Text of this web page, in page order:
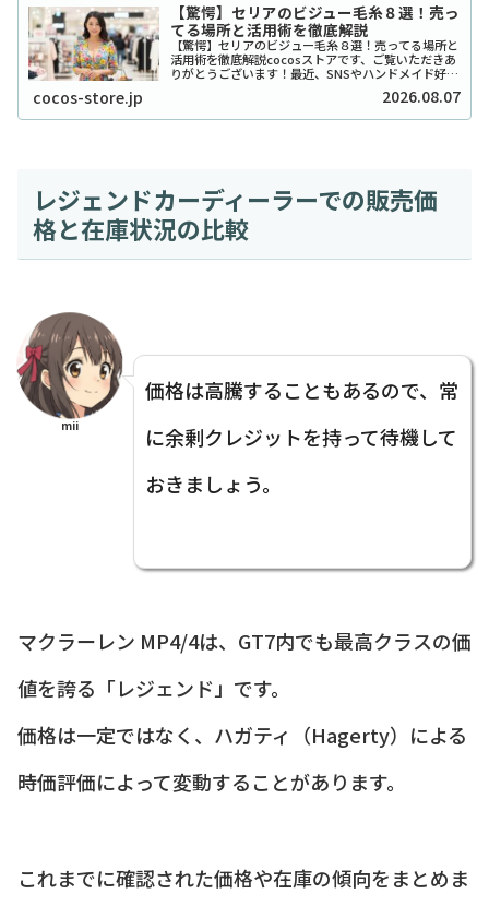
【驚愕】セリアのビジュー毛糸８選！売っ
てる場所と活用術を徹底解説
【驚愕】セリアのビジュー毛糸８選！売ってる場所と
活用術を徹底解説cocosストアです、ご覧いただきあ
りがとうございます！最近、SNSやハンドメイド好き
の間で「宝石みたいで可愛い！」と話題沸騰中の、セ
リアのビジュー系毛糸をご存知ですか？キラキ...
cocos-store.jp 2026.08.07
レジェンドカーディーラーでの販売価
格と在庫状況の比較
mii
価格は高騰することもあるので、常
に余剰クレジットを持って待機して
おきましょう。
マクラーレン MP4/4は、GT7内でも最高クラスの価
値を誇る「レジェンド」です。
価格は一定ではなく、ハガティ（Hagerty）による
時価評価によって変動することがあります。
これまでに確認された価格や在庫の傾向をまとめま